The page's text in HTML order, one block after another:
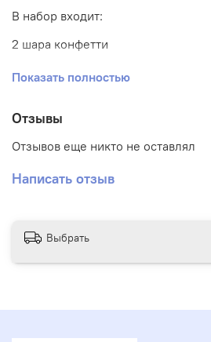
В набор входит:
2 шара конфетти
8 шаров хром
Показать полностью
Отзывы
Отзывов еще никто не оставлял
Написать отзыв
Выбрать